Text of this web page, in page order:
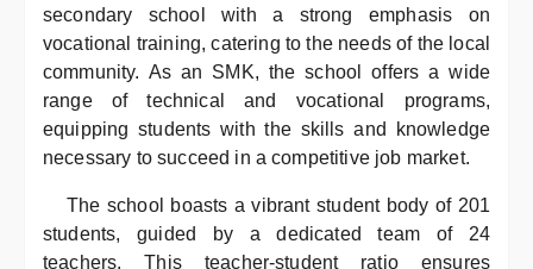
secondary school with a strong emphasis on
vocational training, catering to the needs of the local
community. As an SMK, the school offers a wide
range of technical and vocational programs,
equipping students with the skills and knowledge
necessary to succeed in a competitive job market.
The school boasts a vibrant student body of 201
students, guided by a dedicated team of 24
teachers. This teacher-student ratio ensures